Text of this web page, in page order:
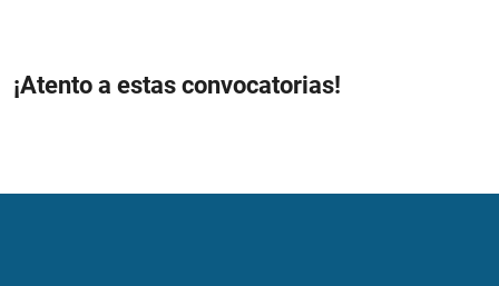
¡Atento a estas convocatorias!